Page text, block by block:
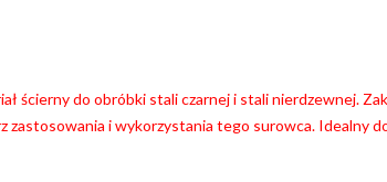
ścierny do obróbki stali czarnej i stali nierdzewnej.
zastosowania i wykorzystania tego surowca. Idealny